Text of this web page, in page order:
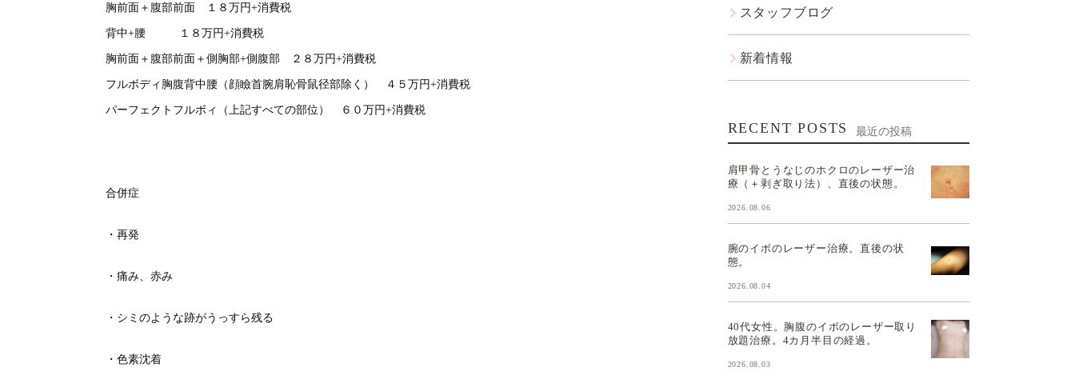
胸前面＋腹部前面 １８万円+消費税
背中+腰 １８万円+消費税
胸前面＋腹部前面＋側胸部+側腹部 ２８万円+消費税
フルボディ胸腹背中腰（顔瞼首腕肩恥骨鼠径部除く） ４５万円+消費税
パーフェクトフルボィ（上記すべての部位） ６０万円+消費税
合併症
・再発
・痛み、赤み
・シミのような跡がうっすら残る
・色素沈着
スタッフブログ
新着情報
RECENT POSTS 最近の投稿
肩甲骨とうなじのホクロのレーザー治
療（＋剥ぎ取り法）、直後の状態。
2026.08.06
腕のイボのレーザー治療。直後の状
態。
2026.08.04
40代女性。胸腹のイボのレーザー取り
放題治療。4カ月半目の経過。
2026.08.03